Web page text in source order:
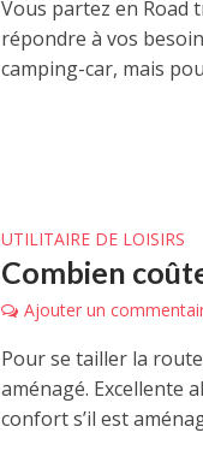
Vous partez en Road
répondre à vos
camping-car, mais
UTILITAIRE DE LOISIRS
Combien
Ajouter un
Pour se tailler la
aménagé. Excellente
confort s’il est